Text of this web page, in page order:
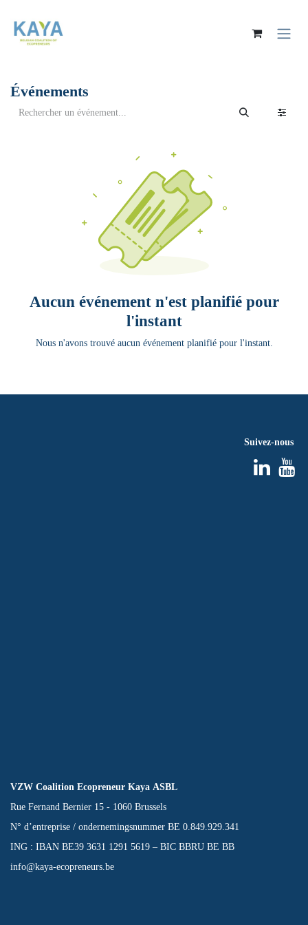
Événements
Aucun événement n'est planifié pour
l'instant
Nous n'avons trouvé aucun événement planifié pour l'instant.
Suivez-nous
VZW Coalition Ecopreneur Kaya ASBL
Rue Fernand Bernier 15 - 1060 Brussels
N° d’entreprise / ondernemingsnummer BE 0.849.929.341
ING : IBAN BE39 3631 1291 5619 – BIC BBRU BE BB
info@kaya-ecopreneurs.be